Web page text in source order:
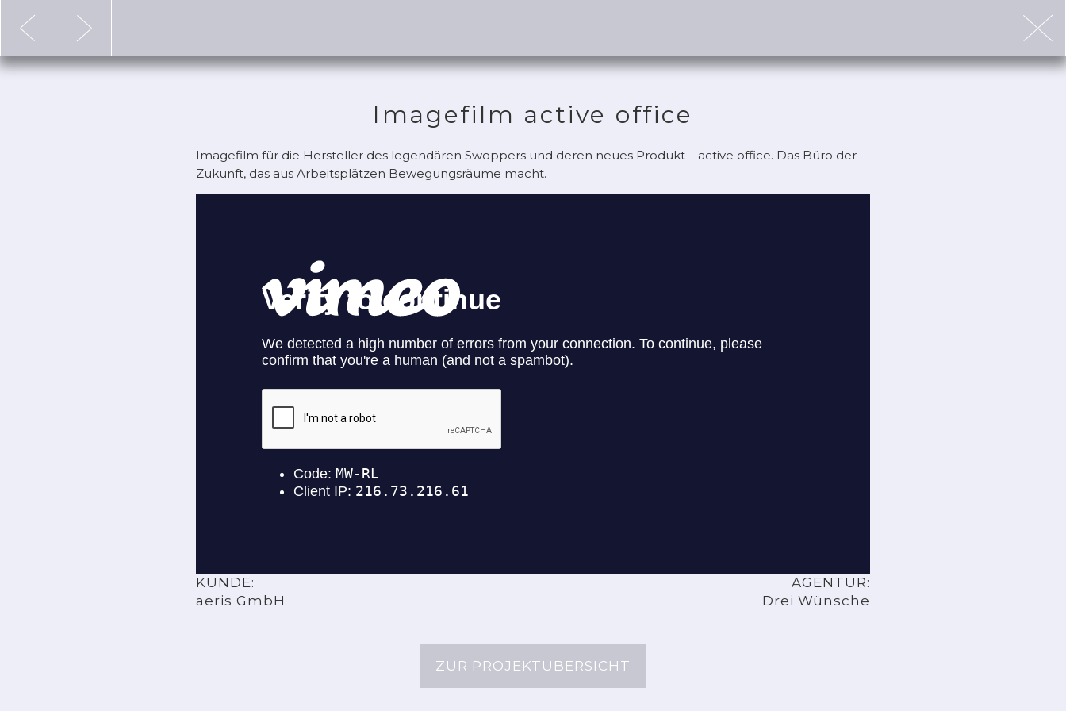
Imagefilm active office
Imagefilm für die Hersteller des legendären Swoppers und deren neues Produkt – active office. Das Büro der
Zukunft, das aus Arbeitsplätzen Bewegungsräume macht.
KUNDE:
aeris GmbH
AGENTUR:
Drei Wünsche
ZUR PROJEKTÜBERSICHT